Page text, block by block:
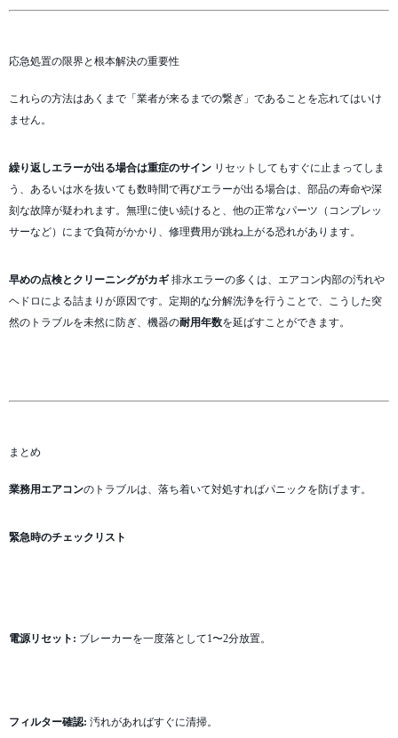
応急処置の限界と根本解決の重要性
これらの方法はあくまで「業者が来るまでの繋ぎ」であることを忘れてはいけ
ません。
繰り返しエラーが出る場合は重症のサイン リセットしてもすぐに止まってしま
う、あるいは水を抜いても数時間で再びエラーが出る場合は、部品の寿命や深
刻な故障が疑われます。無理に使い続けると、他の正常なパーツ（コンプレッ
サーなど）にまで負荷がかかり、修理費用が跳ね上がる恐れがあります。
早めの点検とクリーニングがカギ排水エラーの多くは、エアコン内部の汚れや
ヘドロによる詰まりが原因です。定期的な分解洗浄を行うことで、こうした突
然のトラブルを未然に防ぎ、機器の耐用年数を延ばすことができます。
まとめ
業務用エアコンのトラブルは、落ち着いて対処すればパニックを防げます。
緊急時のチェックリスト
電源リセット: ブレーカーを一度落として1〜2分放置。
フィルター確認: 汚れがあればすぐに清掃。